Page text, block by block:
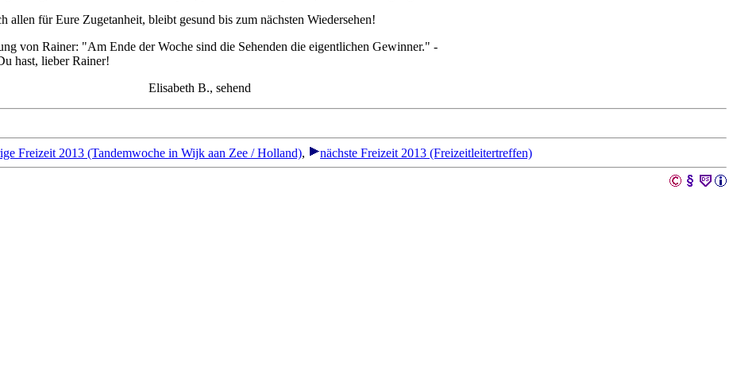
allen für Eure Zugetanheit, bleibt gesund bis zum nächsten Wiedersehen!
von Rainer: "Am Ende der Woche sind die Sehenden die eigentlichen Gewinner." -
hast, lieber Rainer!
Elisabeth B., sehend
Freizeit 2013 (Tandemwoche in Wijk aan Zee / Holland), nächste Freizeit 2013 (Freizeitleitertreffen)